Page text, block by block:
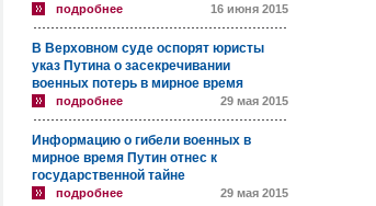
подробнее 16 июня 2015
В Верховном суде оспорят юристы
указ Путина о засекречивании
военных потерь в мирное время
подробнее 29 мая 2015
Информацию о гибели военных в
мирное время Путин отнес к
государственной тайне
подробнее 29 мая 2015